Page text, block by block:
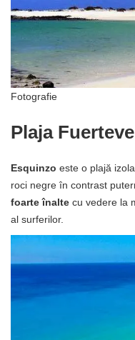
Fotografie
Plaja
Esquinzo este o plajă
roci negre în contrast
foarte înalte cu vedere la
al surferilor.